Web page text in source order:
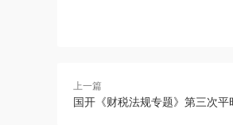
上一篇
国开《财税法规专题》第三次平